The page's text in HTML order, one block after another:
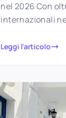
nel 2026 Con
internazionali
Leggi l'articolo